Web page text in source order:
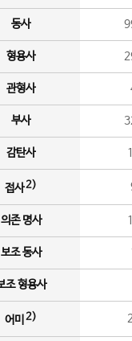
동사
형용사
관형사
부사
감탄사
접사2)
의존 명사
보조 동사
조 형용사
어미 2)